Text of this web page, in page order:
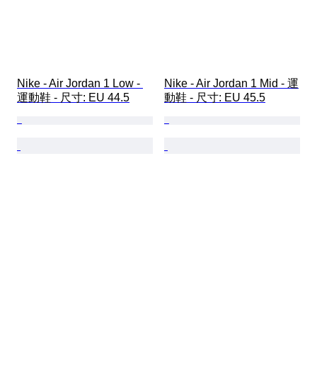
Nike - Air Jordan 1 Low -
運動鞋 - 尺寸: EU 44.5
Nike - Air Jordan 1 Mid - 運
動鞋 - 尺寸: EU 45.5